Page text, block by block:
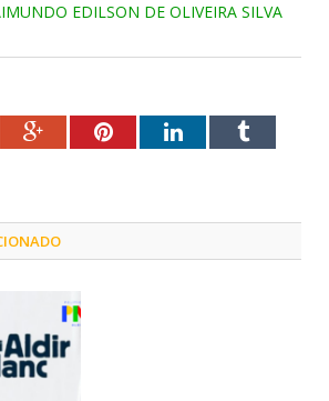
EDILSON DE OLIVEIRA SILVA
Google+PinterestLinkedInTumblr